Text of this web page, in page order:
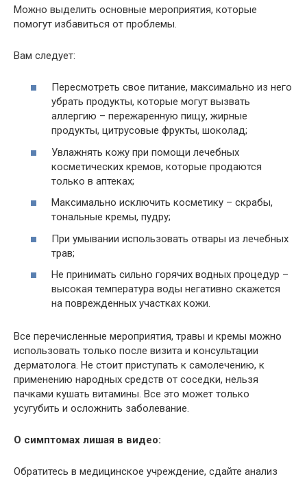
Можно выделить основные мероприятия, которые
помогут избавиться от проблемы.
Вам следует:
Пересмотреть свое питание, максимально из него
убрать продукты, которые могут вызвать
аллергию – пережаренную пищу, жирные
продукты, цитрусовые фрукты, шоколад;
Увлажнять кожу при помощи лечебных
косметических кремов, которые продаются
только в аптеках;
Максимально исключить косметику – скрабы,
тональные кремы, пудру;
При умывании использовать отвары из лечебных
трав;
Не принимать сильно горячих водных процедур –
высокая температура воды негативно скажется
на поврежденных участках кожи.
Все перечисленные мероприятия, травы и кремы можно
использовать только после визита и консультации
дерматолога. Не стоит приступать к самолечению, к
применению народных средств от соседки, нельзя
пачками кушать витамины. Все это может только
усугубить и осложнить заболевание.
О симптомах лишая в видео:
Обратитесь в медицинское учреждение, сдайте анализ